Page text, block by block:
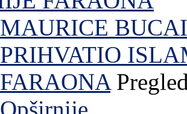
MAURICE
PRIHVATIO
FARAONA
Opširnije...